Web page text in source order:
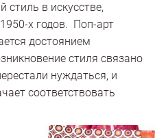
стиль в искусстве,
х годов. Поп-арт
достоянием
стиля связано
нуждаться, и
соответствовать